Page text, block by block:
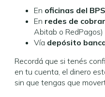
En oficinas del BPS
En redes de
Abitab o RedPagos)
Vía depósito
Recordá que si tenés
en tu cuenta, el dinero
sin que tengas que